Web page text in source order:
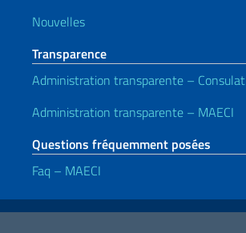
Nouvelles
Transparence
Administration transparente – Consulat
Administration transparente – MAECI
Questions fréquemment posées
Faq – MAECI
Liens utiles